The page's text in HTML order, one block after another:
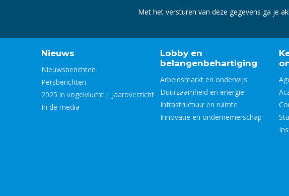
Met het versturen van deze gegevens ga je
Nieuws
Nieuwsberichten
Persberichten
2025 in vogelvlucht | Jaaroverzicht
In de media
Lobby en
belangenbehartiging
Arbeidsmarkt en onderwijs
Duurzaamheid en energie
Infrastructuur en ruimte
Innovatie en ondernemerschap